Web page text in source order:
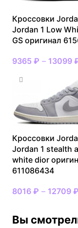
Кроссовки
Jordan 1 Low
GS оригинал
9365 ₽ – 13099
Кроссовки
Jordan 1 stealth
white dior
611086434
8016 ₽ – 12709 ₽
Вы